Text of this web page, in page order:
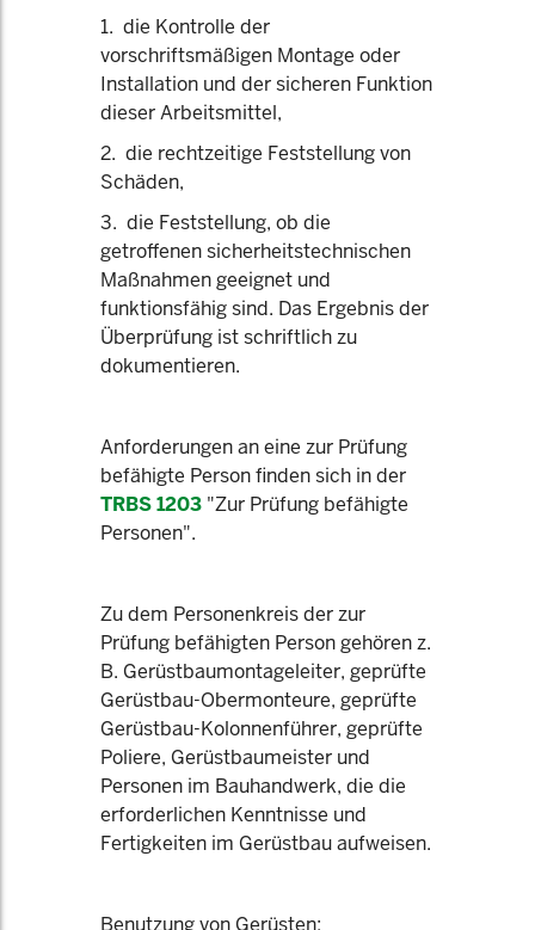
1. die Kontrolle der
vorschriftsmäßigen Montage oder
Installation und der sicheren Funktion
dieser Arbeitsmittel,
2. die rechtzeitige Feststellung von
Schäden,
3. die Feststellung, ob die
getroffenen sicherheitstechnischen
Maßnahmen geeignet und
funktionsfähig sind. Das Ergebnis der
Überprüfung ist schriftlich zu
dokumentieren.
Anforderungen an eine zur Prüfung
befähigte Person finden sich in der
TRBS 1203 "Zur Prüfung befähigte
Personen".
Zu dem Personenkreis der zur
Prüfung befähigten Person gehören z.
B. Gerüstbaumontageleiter, geprüfte
Gerüstbau-Obermonteure, geprüfte
Gerüstbau-Kolonnenführer, geprüfte
Poliere, Gerüstbaumeister und
Personen im Bauhandwerk, die die
erforderlichen Kenntnisse und
Fertigkeiten im Gerüstbau aufweisen.
Benutzung von Gerüsten: